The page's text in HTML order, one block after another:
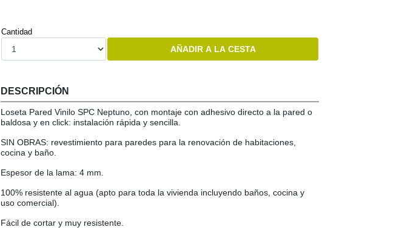
Cantidad
AÑADIR A LA CESTA
DESCRIPCIÓN
Loseta Pared Vinilo SPC Neptuno, con montaje con adhesivo directo a la pared o
baldosa y en click: instalación rápida y sencilla.
SIN OBRAS: revestimiento para paredes para la renovación de habitaciones,
cocina y baño.
Espesor de la lama: 4 mm.
100% resistente al agua (apto para toda la vivienda incluyendo baños, cocina y
uso comercial).
Fácil de cortar y muy resistente.